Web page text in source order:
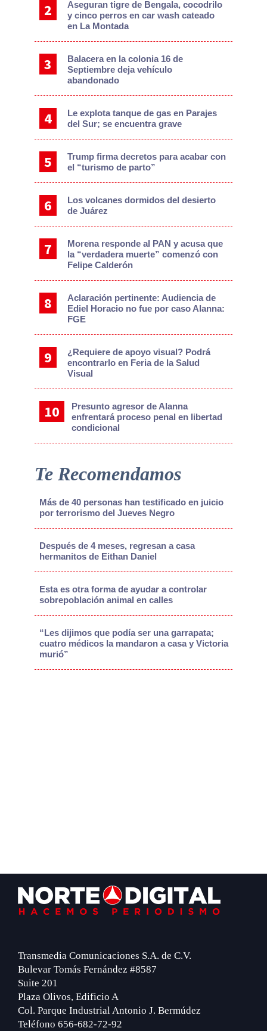
Aseguran tigre de Bengala, cocodrilo
y cinco perros en car wash cateado
en La Montada
Balacera en la colonia 16 de
Septiembre deja vehículo
abandonado
Le explota tanque de gas en Parajes
del Sur; se encuentra grave
Trump firma decretos para acabar con
el “turismo de parto”
Los volcanes dormidos del desierto
de Juárez
Morena responde al PAN y acusa que
la “verdadera muerte” comenzó con
Felipe Calderón
Aclaración pertinente: Audiencia de
Ediel Horacio no fue por caso Alanna:
FGE
¿Requiere de apoyo visual? Podrá
encontrarlo en Feria de la Salud
Visual
Presunto agresor de Alanna
enfrentará proceso penal en libertad
condicional
Te Recomendamos
Más de 40 personas han testificado en juicio
por terrorismo del Jueves Negro
Después de 4 meses, regresan a casa
hermanitos de Eithan Daniel
Esta es otra forma de ayudar a controlar
sobrepoblación animal en calles
“Les dijimos que podía ser una garrapata;
cuatro médicos la mandaron a casa y Victoria
murió”
Footer
Transmedia Comunicaciones S.A. de C.V.
Bulevar Tomás Fernández #8587
Suite 201
Plaza Olivos, Edificio A
Col. Parque Industrial Antonio J. Bermúdez
Teléfono 656-682-72-92